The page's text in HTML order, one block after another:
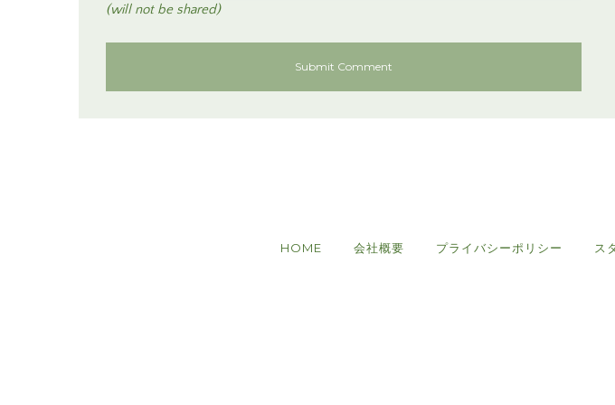
(will not be shared)
HOME 会社概要 プライバシーポリシー ス